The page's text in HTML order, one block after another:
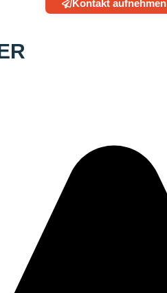
Kontakt aufnehmen